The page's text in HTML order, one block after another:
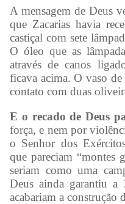
A mensagem de Deus
que Zacarias havia
castiçal com sete
O óleo que as
através de canos
ficava acima. O vaso de
contato com duas
E o recado de Deus
força, e nem por
o Senhor dos
que pareciam “montes
seriam como uma
Deus ainda garantiu a
acabariam a construção